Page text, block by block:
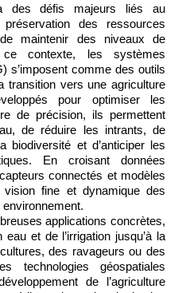
des ressources
maintenir des niveaux de
ce contexte, les systèmes
s’imposent comme des outils
transition vers une agriculture
pour optimiser les
de précision, ils permettent
de réduire les intrants, de
et d’anticiper les
En croisant données
connectés et modèles
fine et dynamique des
applications concrètes,
et de l’irrigation jusqu’à la
des ravageurs ou des
technologies géospatiales
de l’agriculture